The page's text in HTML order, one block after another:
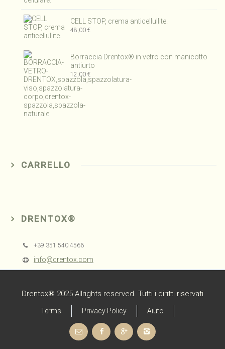
CELL STOP, crema anticellullite.
48,00 €
Borraccia Drentox® in vetro con manicotto
antiurto
12,00 €
CARRELLO
DRENTOX®
+39 351 540 4566
info@drentox.com
Drentox® 2025 Allrights reserved. Tutti i diritti riservati
Terms Privacy Policy Aiuto